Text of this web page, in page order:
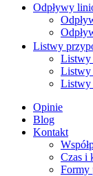
Odpływy
Listwy
Listwy
Listwy
Listwy
Opinie
Blog
Kontakt
Czas i
Formy